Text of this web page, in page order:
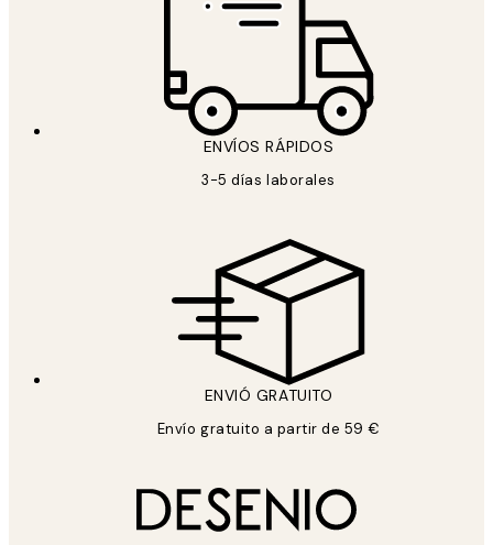
ENVÍOS RÁPIDOS
3-5 días laborales
ENVIÓ GRATUITO
Envío gratuito a partir de 59 €